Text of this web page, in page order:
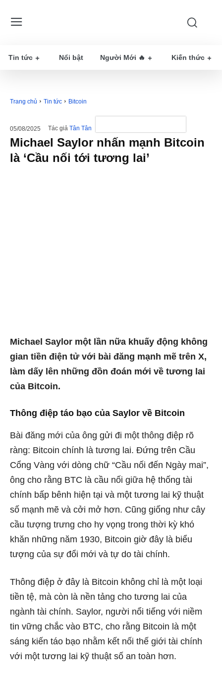
Tin tức Nổi bật Người Mới 🔥 Kiến thức
Trang chủ Tin tức Bitcoin
05/08/2025 Tác giả Tân Tân
Michael Saylor nhấn mạnh Bitcoin
là ‘Cầu nối tới tương lai’
Michael Saylor một lần nữa khuấy động không
gian tiền điện tử với bài đăng mạnh mẽ trên X,
làm dấy lên những đồn đoán mới về tương lai
của Bitcoin.
Thông điệp táo bạo của Saylor về Bitcoin
Bài đăng mới của ông gửi đi một thông điệp rõ
ràng: Bitcoin chính là tương lai. Đứng trên Cầu
Cổng Vàng với dòng chữ “Cầu nối đến Ngày mai”,
ông cho rằng BTC là cầu nối giữa hệ thống tài
chính bấp bênh hiện tại và một tương lai kỹ thuật
số mạnh mẽ và cởi mở hơn. Cũng giống như cây
cầu tượng trưng cho hy vọng trong thời kỳ khó
khăn những năm 1930, Bitcoin giờ đây là biểu
tượng của sự đổi mới và tự do tài chính.
Thông điệp ở đây là Bitcoin không chỉ là một loại
tiền tệ, mà còn là nền tảng cho tương lai của
ngành tài chính. Saylor, người nổi tiếng với niềm
tin vững chắc vào BTC, cho rằng Bitcoin là một
sáng kiến táo bạo nhằm kết nối thế giới tài chính
với một tương lai kỹ thuật số an toàn hơn.